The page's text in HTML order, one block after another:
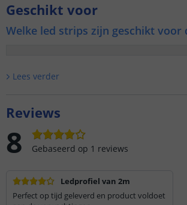
Geschikt voor
Welke led strips zijn geschikt voor
Lees verder
Reviews
8 Gebaseerd op 1 reviews
Ledprofiel van 2m
Perfect op tijd geleverd en product voldoet